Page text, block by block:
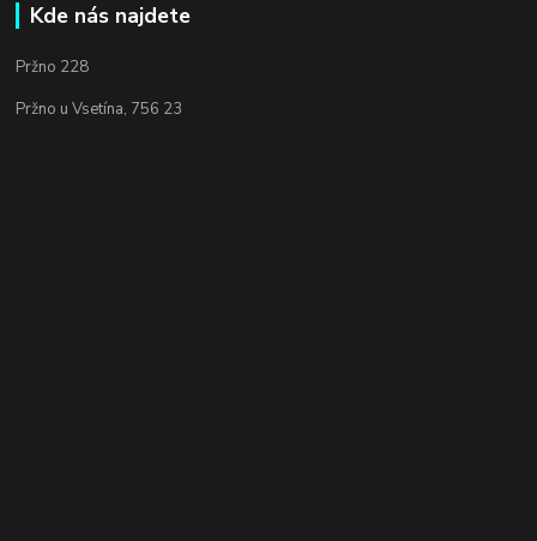
Kde nás najdete
Pržno 228
Pržno u Vsetína, 756 23